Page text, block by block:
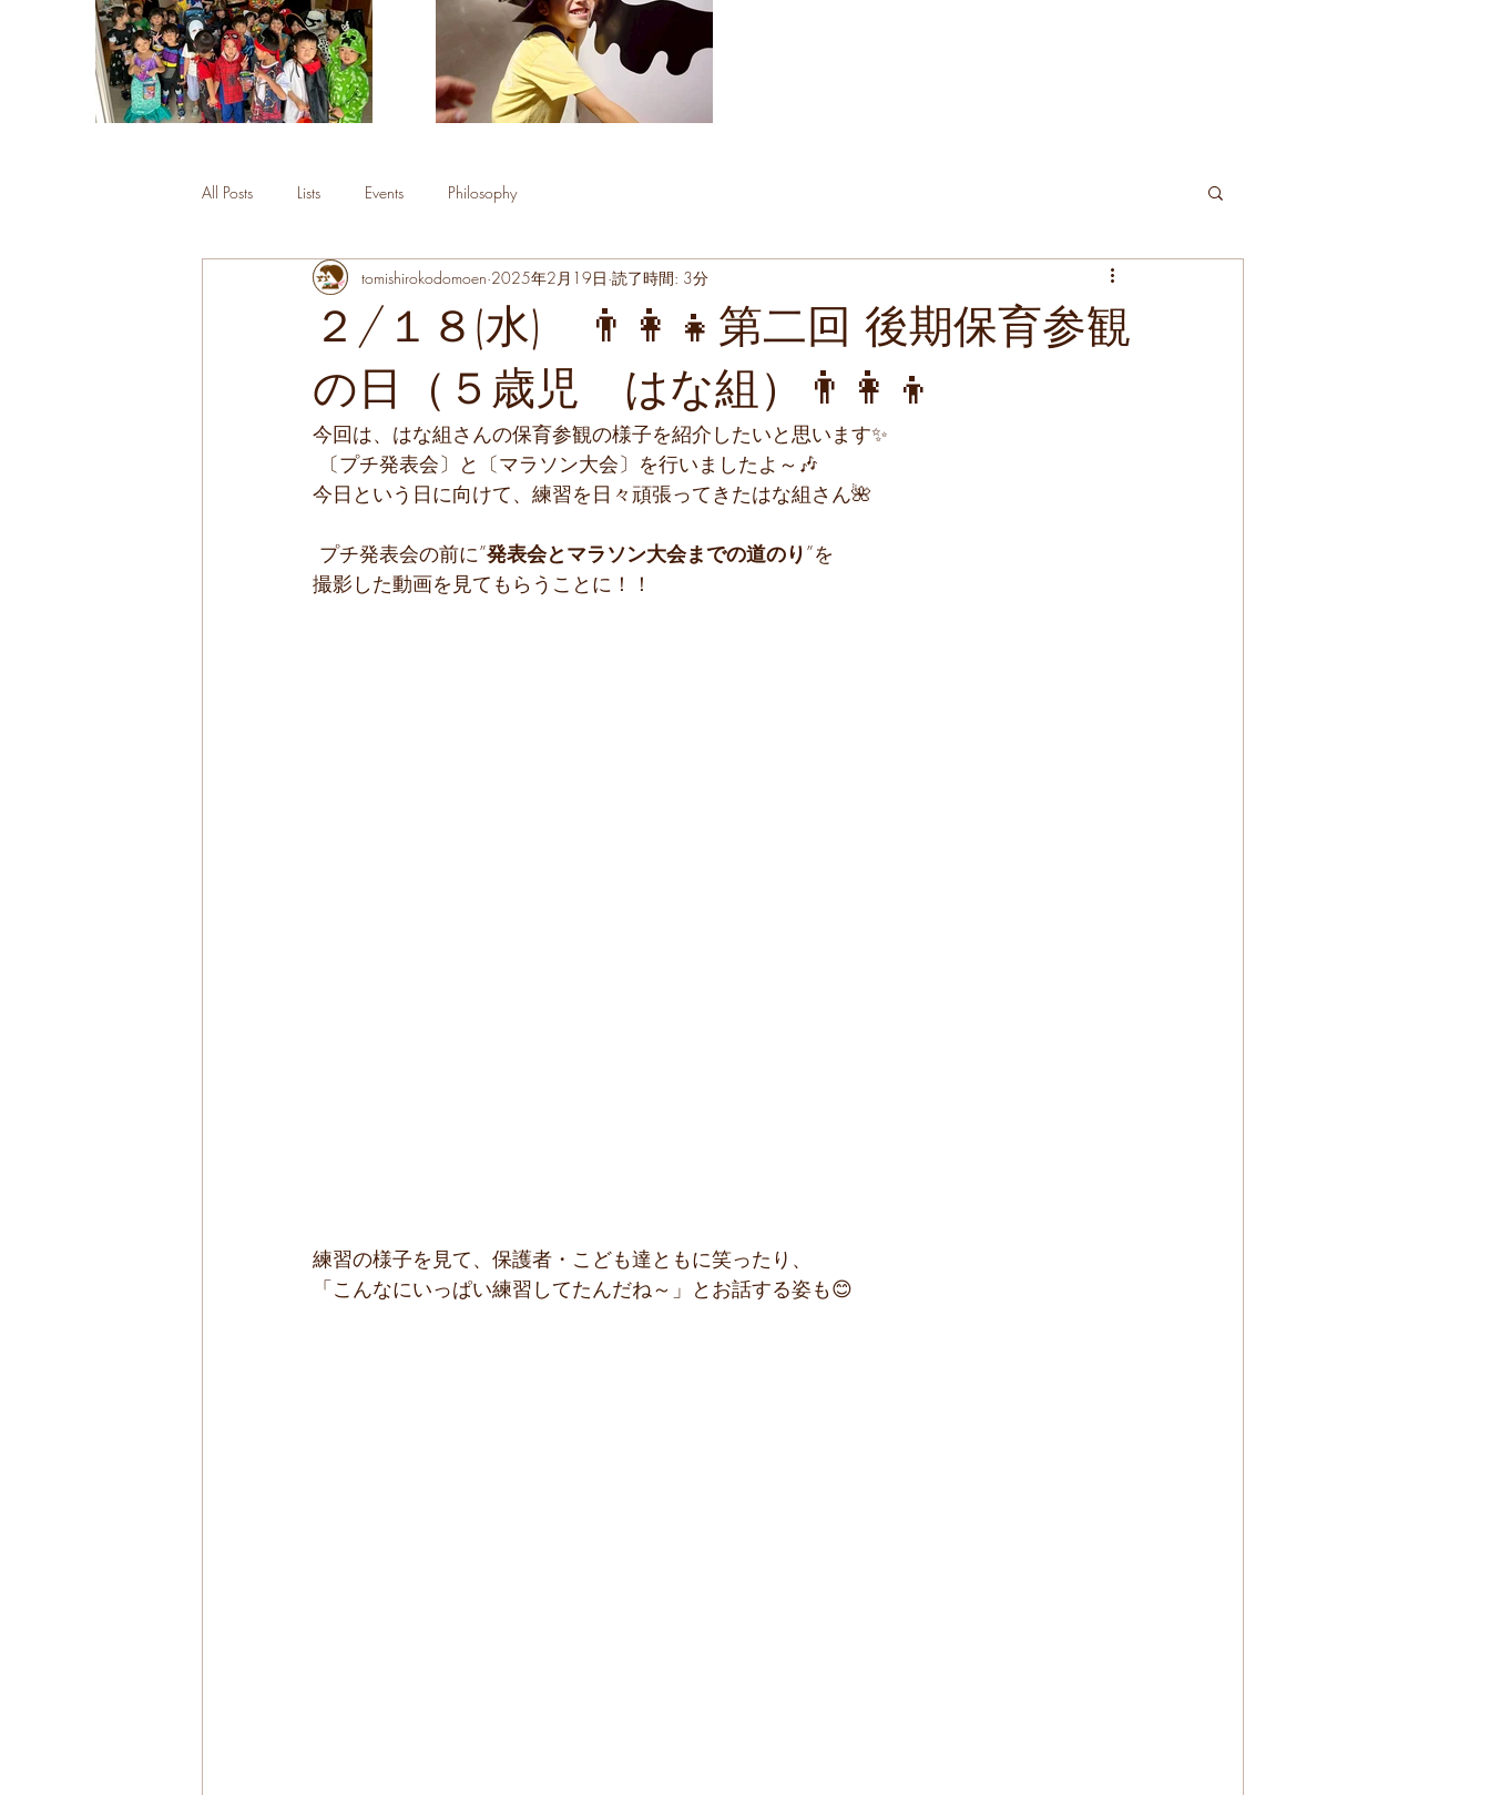
All Posts Lists Events Philosophy
２/１８(水) 👨‍👩‍👧第二回 後期保育参観
の日（５歳児 はな組）👨‍👩‍👦
tomishirokodomoen 2025年2月19日 読了時間: 3分
今回は、はな組さんの保育参観の様子を紹介したいと思います✨
〔プチ発表会〕と〔マラソン大会〕を行いましたよ～🎶
今日という日に向けて、練習を日々頑張ってきたはな組さん🌺
プチ発表会の前に”発表会とマラソン大会までの道のり”を
撮影した動画を見てもらうことに！！
練習の様子を見て、保護者・こども達ともに笑ったり、
「こんなにいっぱい練習してたんだね～」とお話する姿も😊